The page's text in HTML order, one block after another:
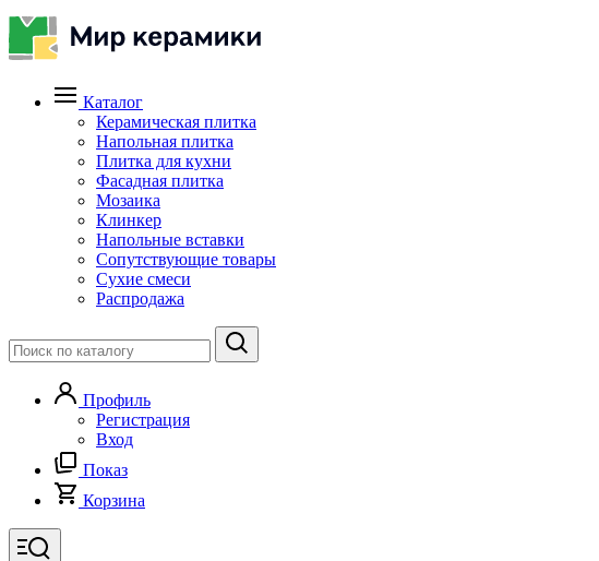
Каталог
Керамическая плитка
Напольная плитка
Плитка для кухни
Фасадная плитка
Мозаика
Клинкер
Напольные вставки
Сопутствующие товары
Сухие смеси
Распродажа
Профиль
Регистрация
Вход
Показ
Корзина